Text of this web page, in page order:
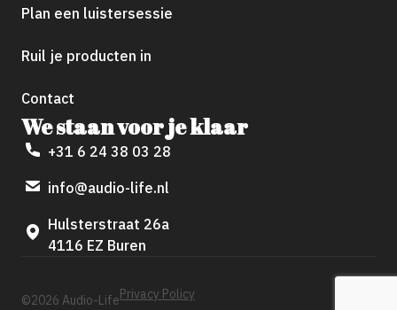
Plan een luistersessie
Ruil je producten in
Contact
We staan voor je klaar
+31 6 24 38 03 28
info@audio-life.nl
Hulsterstraat 26a
4116 EZ Buren
©2026 Audio-LifePrivacy Policy